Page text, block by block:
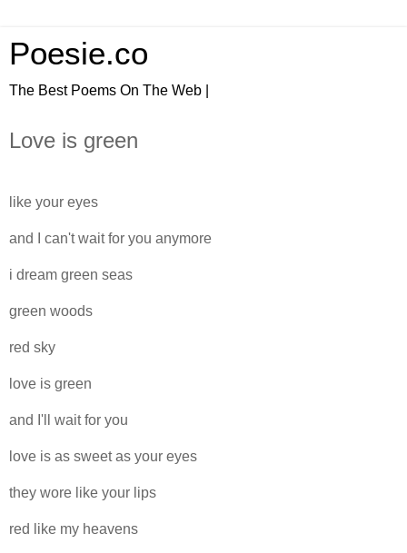
Poesie.co
The Best Poems On The Web |
Love is green
like your eyes
and I can't wait for you anymore
i dream green seas
green woods
red sky
love is green
and I'll wait for you
love is as sweet as your eyes
they wore like your lips
red like my heavens